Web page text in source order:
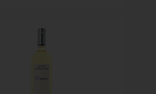
et fruits de la passion. En bouche,
et minérale, le tout soutenu par
belle fraîcheur renforcée par son